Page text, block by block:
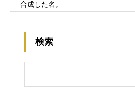
合成した名。
検索